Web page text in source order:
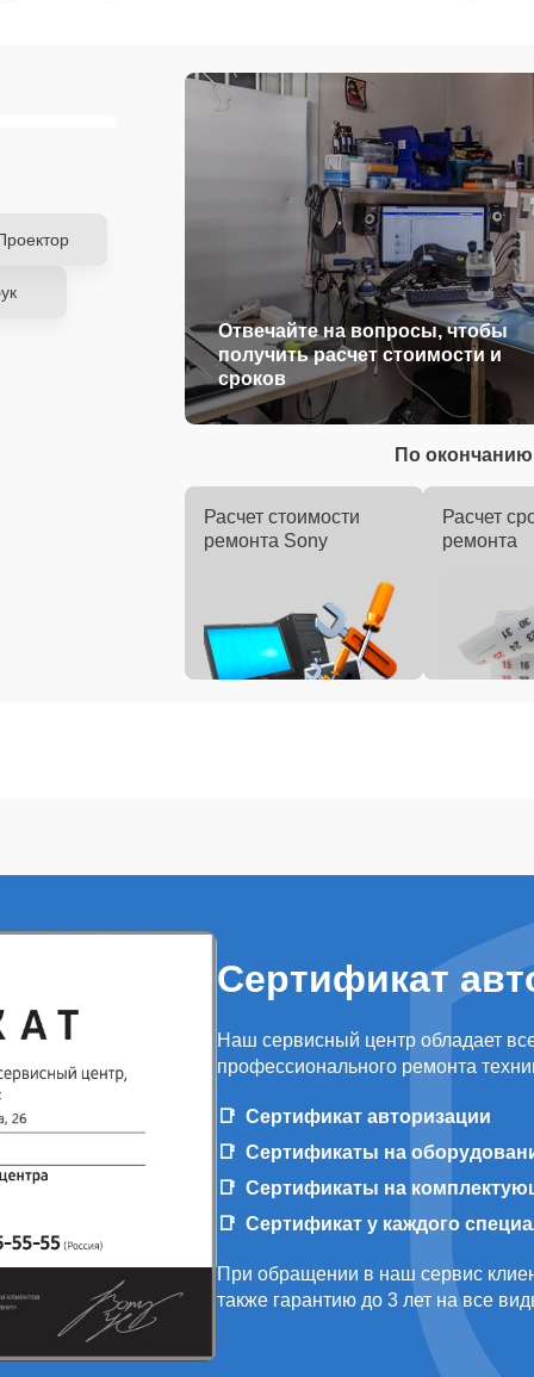
Отвечайте на вопросы, чтобы
получить расчет стоимости и
сроков
По
Расчет стоимости
ремонта Sony
Расчет
ремонта
Сертификат
Наш сервисный центр обладает
профессионального ремонта
Сертификат авторизации
Сертификаты на
Сертификаты на
Сертификат у каждого
При обращении в наш сервис
также гарантию до 3 лет на все